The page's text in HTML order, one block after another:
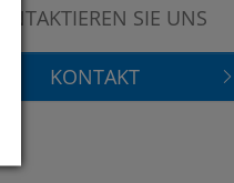
SIE UNS
KONTAKT